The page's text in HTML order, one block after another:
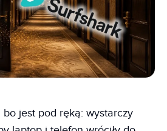
jest pod ręką: wystarczy